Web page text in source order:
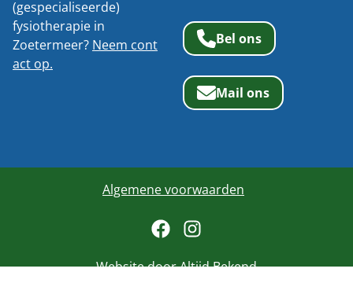
(gespecialiseerde)
fysiotherapie in
Zoetermeer? Neem cont
act op.
Bel ons
Mail ons
Website doorAltijd Bekend
Algemene voorwaarden